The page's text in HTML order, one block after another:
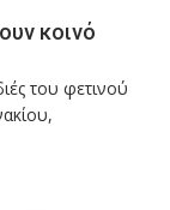
κοινό
του φετινού